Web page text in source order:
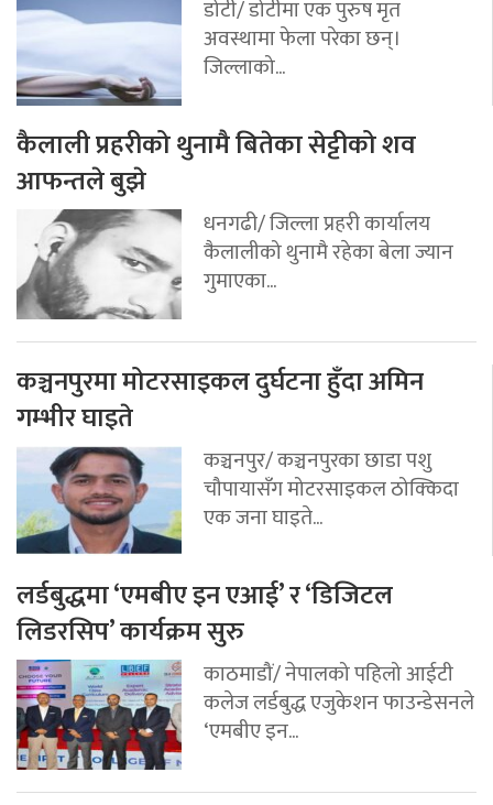
डोटी/ डोटीमा एक पुरुष मृत
अवस्थामा फेला परेका छन्।
जिल्लाको...
कैलाली प्रहरीको थुनामै बितेका सेट्टीको शव
आफन्तले बुझे
धनगढी/ जिल्ला प्रहरी कार्यालय
कैलालीको थुनामै रहेका बेला ज्यान
गुमाएका...
कञ्चनपुरमा मोटरसाइकल दुर्घटना हुँदा अमिन
गम्भीर घाइते
कञ्चनपुर/ कञ्चनपुरका छाडा पशु
चौपायासँग मोटरसाइकल ठोक्किदा
एक जना घाइते...
लर्डबुद्धमा ‘एमबीए इन एआई’ र ‘डिजिटल
लिडरसिप’ कार्यक्रम सुरु
काठमाडौं/ नेपालको पहिलो आईटी
कलेज लर्डबुद्ध एजुकेशन फाउन्डेसनले
‘एमबीए इन...